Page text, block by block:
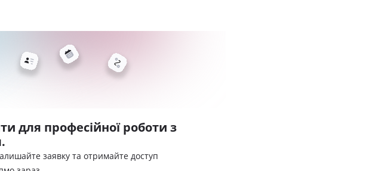
для професійної роботи з
заявку та отримайте доступ